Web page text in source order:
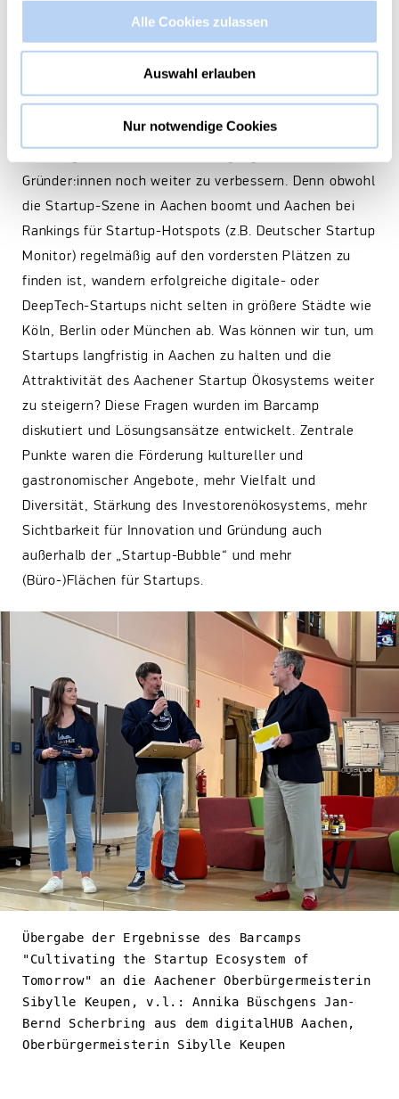
Alle Cookies zulassen
Auswahl erlauben
Nur notwendige Cookies
Format) „Cultivating the Startup Ecosystem of
Tomorrow“ an die Aachener Oberbürgermeisterin
Sibylle Keupen, die sich gemeinsam mit den
Akteur:innen des Aachener Startup Ökosystems auf
Gründer:innen noch weiter zu verbessern. Denn obwohl
die Startup-Szene in Aachen boomt und Aachen bei
Rankings für Startup-Hotspots (z.B. Deutscher Startup
Monitor) regelmäßig auf den vordersten Plätzen zu
finden ist, wandern erfolgreiche digitale- oder
DeepTech-Startups nicht selten in größere Städte wie
Köln, Berlin oder München ab. Was können wir tun, um
Startups langfristig in Aachen zu halten und die
Attraktivität des Aachener Startup Ökosystems weiter
zu steigern? Diese Fragen wurden im Barcamp
diskutiert und Lösungsansätze entwickelt. Zentrale
Punkte waren die Förderung kultureller und
gastronomischer Angebote, mehr Vielfalt und
Diversität, Stärkung des Investorenökosystems, mehr
Sichtbarkeit für Innovation und Gründung auch
außerhalb der „Startup-Bubble“ und mehr
(Büro-)Flächen für Startups.
Übergabe der Ergebnisse des Barcamps
"Cultivating the Startup Ecosystem of
Tomorrow" an die Aachener Oberbürgermeisterin
Sibylle Keupen, v.l.: Annika Büschgens Jan-
Bernd Scherbring aus dem digitalHUB Aachen,
Oberbürgermeisterin Sibylle Keupen